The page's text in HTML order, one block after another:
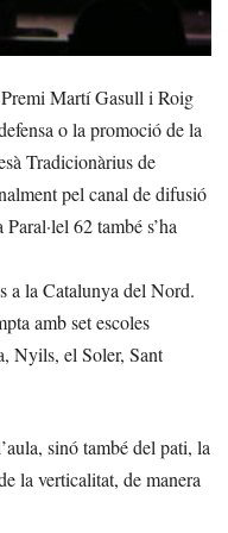
Martí Gasull i Roig
o la promoció de la
Tradicionàrius de
pel canal de difusió
62 també s’ha
a la Catalunya del Nord.
amb set escoles
Nyils, el Soler, Sant
sinó també del pati, la
la verticalitat, de manera